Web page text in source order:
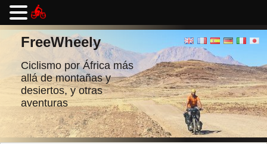
Ir
contenidoFreeWheely
Ciclismo por África más
allá de montañas y
desiertos, y otras
aventuras